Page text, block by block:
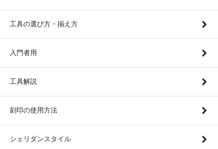
工具の選び方・揃え方
入門者用
工具解説
刻印の使用方法
シェリダンスタイル